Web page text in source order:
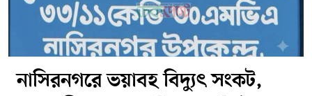
নাসিরনগরে ভয়াবহ বিদ্যুৎ সংকট,